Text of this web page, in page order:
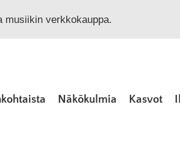
musiikin verkkokauppa.
Näkökulmia Kasvot